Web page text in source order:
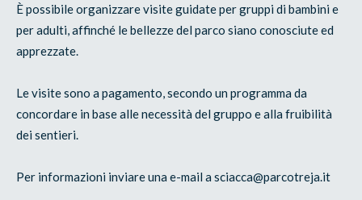
È possibile organizzare visite guidate per gruppi di bambini e
per adulti, affinché le bellezze del parco siano conosciute ed
apprezzate.
Le visite sono a pagamento, secondo un programma da
concordare in base alle necessità del gruppo e alla fruibilità
dei sentieri.
Per informazioni inviare una e-mail a sciacca@parcotreja.it